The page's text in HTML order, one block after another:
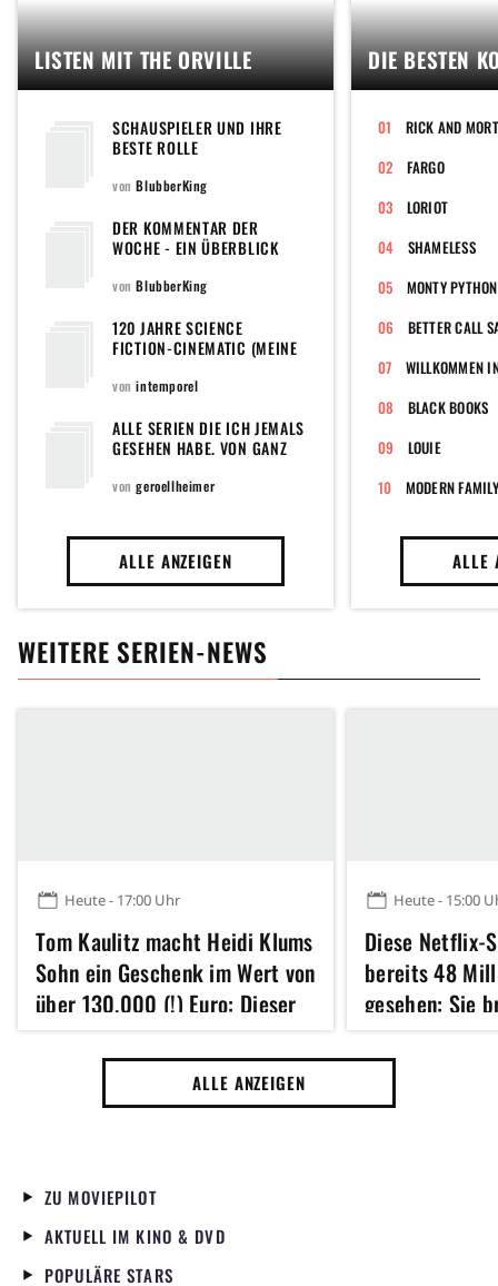
LISTEN MIT THE ORVILLE
SCHAUSPIELER UND IHRE
BESTE ROLLE
vonBlubberKing
DER KOMMENTAR DER
WOCHE - EIN ÜBERBLICK
vonBlubberKing
120 JAHRE SCIENCE
FICTION-CINEMATIC (MEINE
2022 UND DARÜBER HINAUS
vonintemporel
ALLE SERIEN DIE ICH JEMALS
GESEHEN HABE. VON GANZ
vongeroellheimer
ALLE ANZEIGEN
DIE BESTEN
RICK AND
FARGO
LORIOT
SHAMELESS
MONTY
BETTER CALL
WILLKOMMEN
BLACK BOOKS
LOUIE
MODERN FAMILY
ALLE
WEITERE SERIEN-NEWS
Heute - 17:00 Uhr
Tom Kaulitz macht Heidi Klums
Sohn ein Geschenk im Wert von
über 130.000 (!) Euro: Dieser
kuriose Grund steckt dahinter
Heute - 15:00
Diese Netflix-
bereits 48
gesehen: Sie
zum Lachen,
ALLE ANZEIGEN
ZU MOVIEPILOT
AKTUELL IM KINO & DVD
POPULÄRE STARS